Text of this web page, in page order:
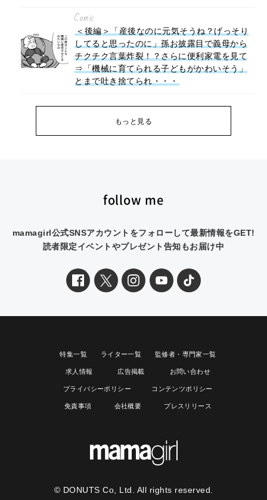
Comic
＜後編＞「産後なのに元気そうね？げっそり
してると思ったのに」孫お披露目で義母から
チクチク言葉炸裂！？さらに便利家電を見て
⇒「機械に育てられる子どもがかわいそう」
とまで吐き捨てられ・・・
もっと見る
follow me
mamagirl公式SNSアカウントをフォローして最新情報をGET!
読者限定イベントやプレゼント告知もお届け中
特集一覧 ライター一覧 監修者・専門家一覧
求人情報 広告掲載 お問い合わせ
プライバシーポリシー コンテンツポリシー
免責事項 会社概要 プレスリリース
© DONUTS Co, Ltd. All rights reserved.